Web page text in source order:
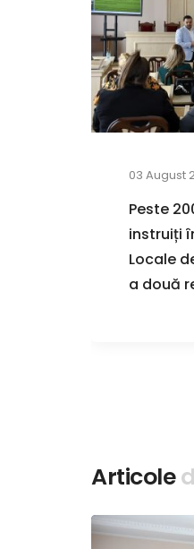
03 August
Peste
instruiți
Locale
a două
Articole